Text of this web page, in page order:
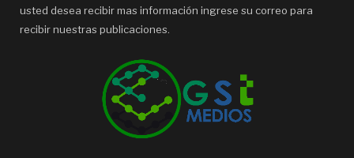
usted desea recibir mas información ingrese su correo para
recibir nuestras publicaciones.